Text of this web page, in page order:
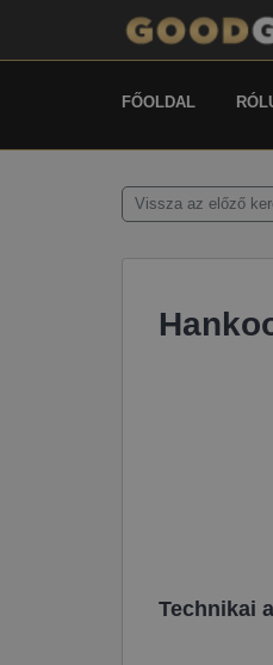
FŐOLDAL
Vissza az előző
Technikai